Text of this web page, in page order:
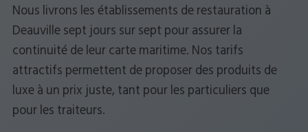
Nous livrons les établissements de restauration à
Deauville sept jours sur sept pour assurer la
continuité de leur carte maritime. Nos tarifs
attractifs permettent de proposer des produits de
luxe à un prix juste, tant pour les particuliers que
pour les traiteurs.